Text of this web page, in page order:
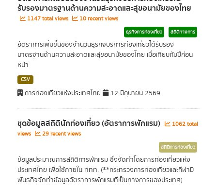
รับรองมาตรฐานด้านความสะอาดและสุขอนามัยของไทย
1147 total views 10 recent views
ธุรกิจการท่องเที่ยว สถิติทางการ
อัตราการเพิ่มขึ้นของจำนวนธุรกิจบริการท่องเที่ยวได้รับรอง
มาตรฐานด้านความสะอาดและสุขอนามัยของไทย เมื่อเทียบกับปีก่อน
หน้า
CSV
การท่องเที่ยวแห่งประเทศไทย 12 มิถุนายน 2569
ชุดข้อมูลสถิตินักท่องเที่ยว (อัตราการพักแรม)
1062 total
views
29 recent views
สถิติการท่องเที่ยว
ข้อมูลประมาณการสถิติการพักแรม ซึ่งจัดทำโดยการท่องเที่ยวแห่ง
ประเทศไทย เพื่อใช้ภายใน ททท. (**กระทรวงการท่องเที่ยวและกีฬามี
พันธกิจจัดทำข้อมูลอัตราการพักแรมที่เป็นทางการของประเทศ)